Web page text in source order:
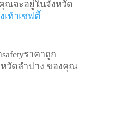
ณจะอยู่ในจังหวัด
เท้าเซฟตี้
ราคาถูก
วัดลำปาง ของคุณ